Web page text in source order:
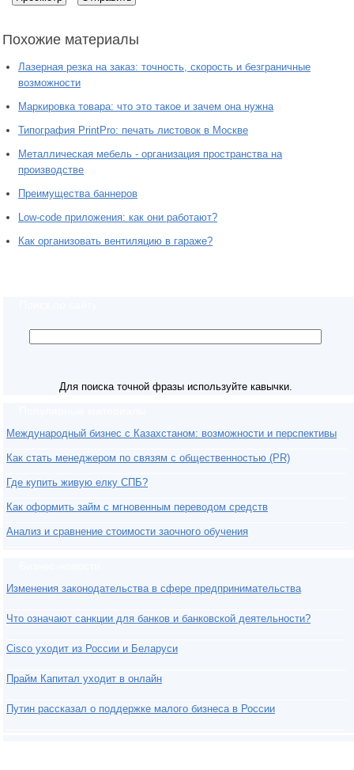
Похожие материалы
Лазерная резка на заказ: точность, скорость и безграничные
возможности
Маркировка товара: что это такое и зачем она нужна
Типография PrintPro: печать листовок в Москве
Металлическая мебель - организация пространства на
производстве
Преимущества баннеров
Low-code приложения: как они работают?
Как организовать вентиляцию в гараже?
Для поиска точной фразы используйте кавычки.
Международный бизнес с Казахстаном: возможности и перспективы
Как стать менеджером по связям с общественностью (PR)
Где купить живую елку СПБ?
Как оформить займ с мгновенным переводом средств
Анализ и сравнение стоимости заочного обучения
Изменения законодательства в сфере предпринимательства
Что означают санкции для банков и банковской деятельности?
Cisco уходит из России и Беларуси
Прайм Капитал уходит в онлайн
Путин рассказал о поддержке малого бизнеса в России